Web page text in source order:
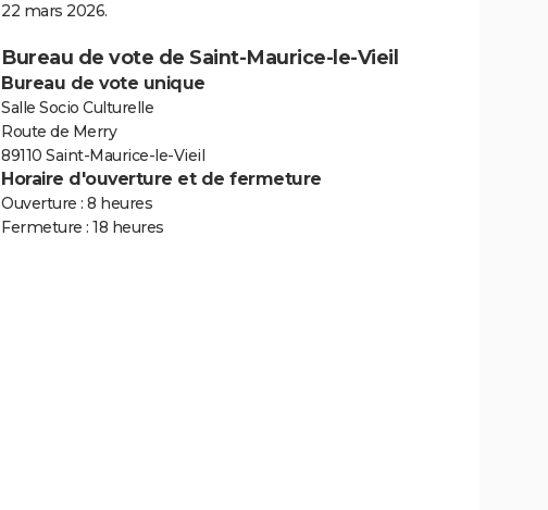
22 mars 2026.
Bureau de vote de Saint-Maurice-le-Vieil
Bureau de vote unique
Salle Socio Culturelle
Route de Merry
89110 Saint-Maurice-le-Vieil
Horaire d'ouverture et de fermeture
Ouverture : 8 heures
Fermeture : 18 heures